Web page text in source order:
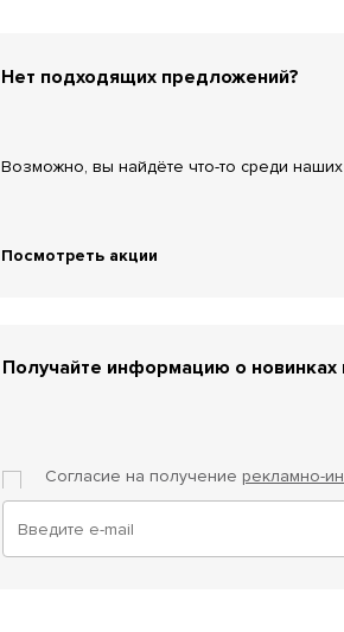
Нет подходящих предложений?
Возможно, вы найдёте что-то среди наших
Посмотреть акции
Получайте информацию о новинках
Согласие на получение рекламно-